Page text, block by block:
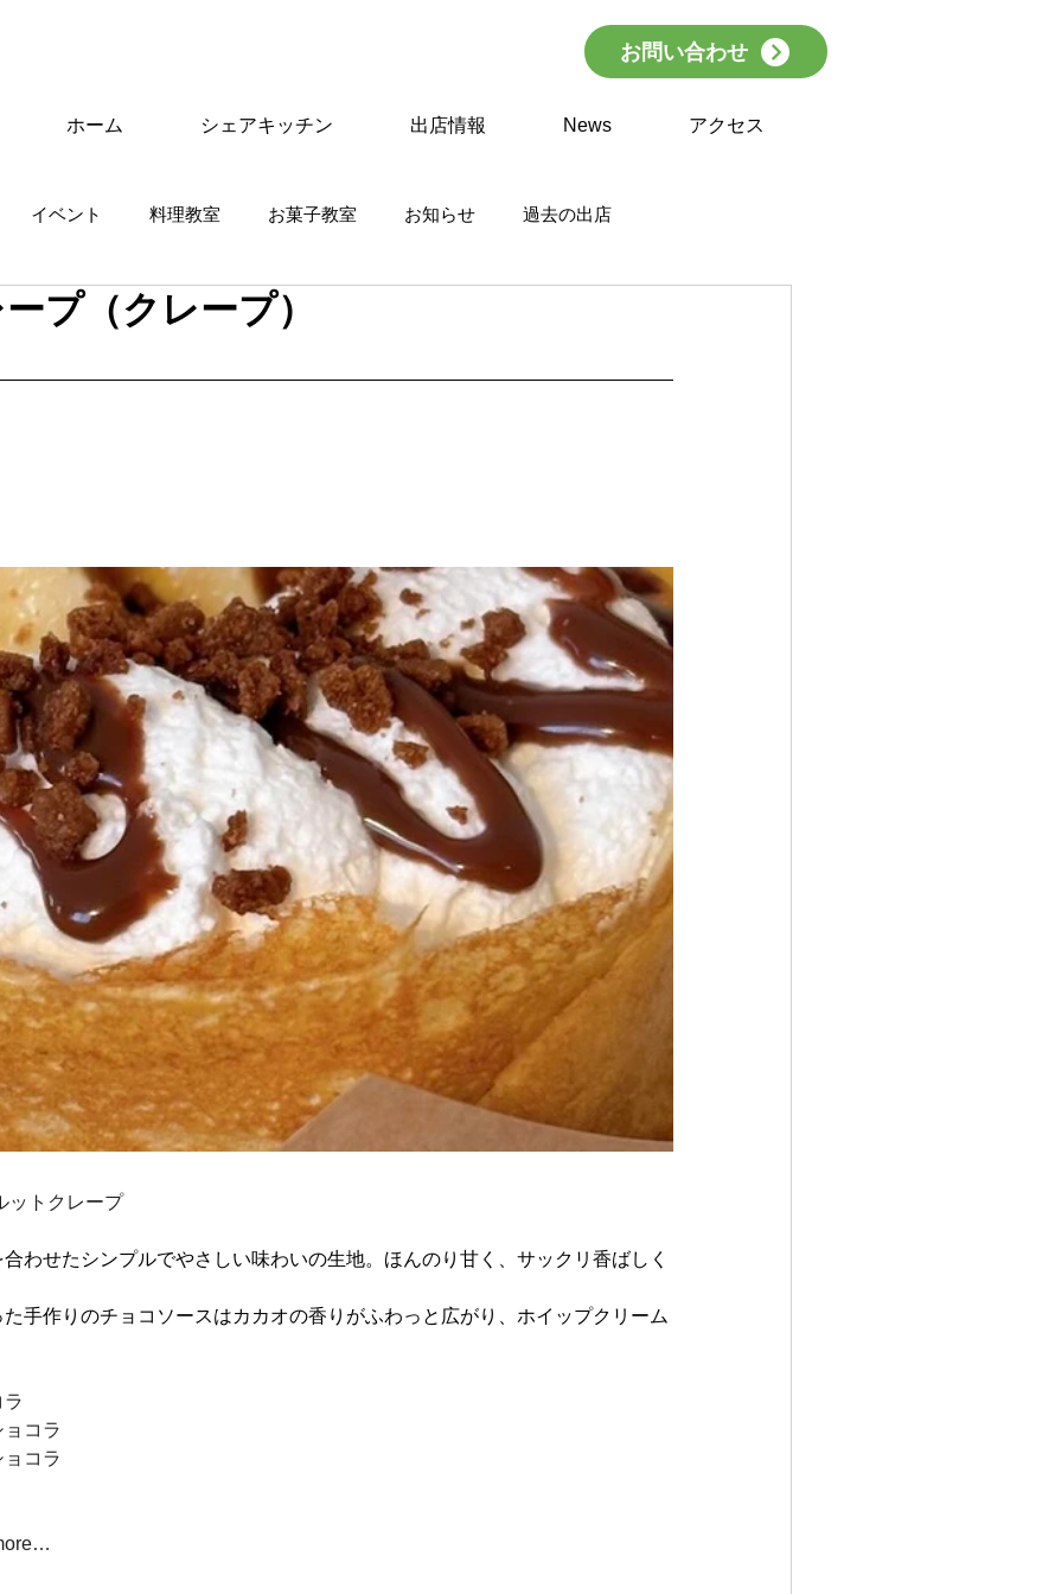
お問い合わせ
ホーム シェアキッチン 出店情報 News アクセス
イベント 料理教室 お菓子教室 お知らせ 過去の出店
プ（クレープ）
ットクレープ
わせたシンプルでやさしい味わいの生地。ほんのり甘く、サックリ香ばしく
手作りのチョコソースはカカオの香りがふわっと広がり、ホイップクリーム
コラ
コラ